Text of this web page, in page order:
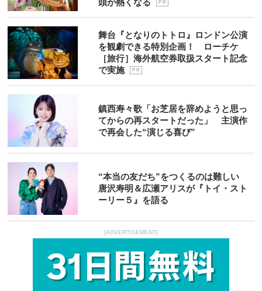
頭が熱くなる
P R
舞台『となりのトトロ』ロンドン公演
を観劇できる特別企画！ ローチケ
［旅行］海外航空券取扱スタート記念
で実施
P R
鎮西寿々歌「お芝居を辞めようと思っ
てからの再スタートだった」 主演作
で再会した“演じる喜び”
“本当の友だち”をつくるのは難しい
唐沢寿明＆広瀬アリスが『トイ・スト
ーリー５』を語る
[ADVERTISEMENT]